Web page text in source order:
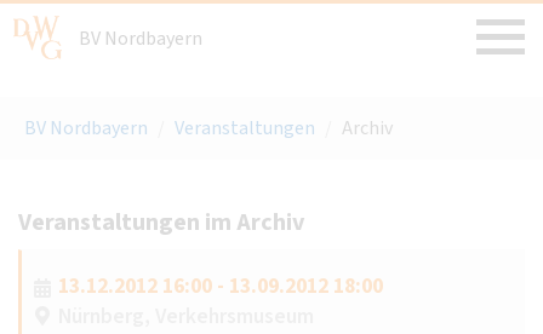
BV Nordbayern
BV Nordbayern Veranstaltungen Archiv
Veranstaltungen im Archiv
13.12.2012 16:00 - 13.09.2012 18:00